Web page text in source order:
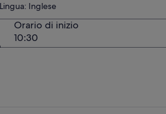
Inglese
Orario di inizio
10:30